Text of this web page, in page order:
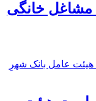
مشاغل خانگی